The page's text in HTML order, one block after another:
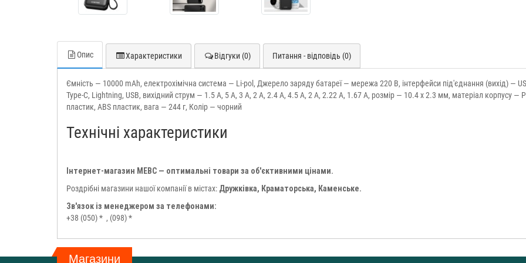
Опис Характеристики Відгуки (0) Питання - відповідь (0)
Ємність — 10000 mAh, електрохімічна система — Li-pol, Джерело заряду батареї — мережа 220 В, інтерфейси під'єднання (вихід) —
Type-C, Lightning, USB, вихідний струм — 1.5 A, 5 A, 3 A, 2 A, 2.4 A, 4.5 A, 2 A, 2.22 A, 1.67 A, розмір — 10.4 x 2.3 мм, матеріал корпусу —
пластик, ABS пластик, вага — 244 г, Колір — чорний
Технічні характеристики
Інтернет-магазин МЕВС — оптимальні товари за об'єктивними цінами.
Роздрібні магазини нашої компанії в містах: Дружківка, Краматорська, Каменське.
Зв'язок із менеджером за телефонами:
+38 (050) * , (098) *
Магазини